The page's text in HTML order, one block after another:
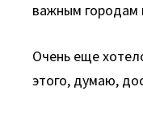
важным городам
Очень еще
этого, думаю,